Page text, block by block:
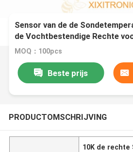
Sensor van de de
de Vochtbestendige Rechte
Waterautomaat mft-F18
MOQ：100pcs
Beste prijs
PRODUCTOMSCHRIJVING
10K de rechte